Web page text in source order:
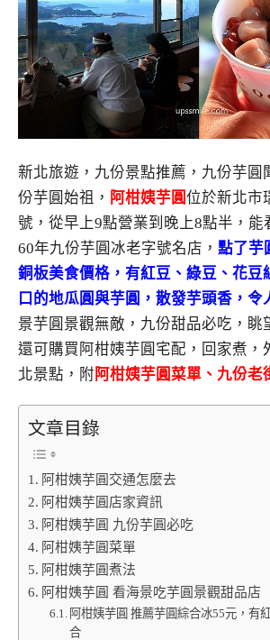
新北旅遊，九份景點推薦，九份芋圓
份芋圓始祖， 阿柑姨芋圓位於新北市
號，從早上9點營業到晚上8點半，能
60年九份芋圓冰老字號名店， 點了芋
銅板美食價格，有紅豆、綠豆、花豆
口的地瓜圓與芋圓，散發芋頭香，令
景芋圓景觀無敵，九份甜品必吃，眺
還可購買阿柑姨芋圓宅配，回家煮，
北景點，附 阿柑姨芋圓菜單、九份老
文章目錄
阿柑姨芋圓交通怎麼去
阿柑姨芋圓店家資訊
阿柑姨芋圓 九份芋圓必吃
阿柑姨芋圓菜單
阿柑姨芋圓煮法
阿柑姨芋圓 看海景吃芋圓景觀甜品店
阿柑姨芋圓 推薦芋圓綜合冰55元，有
合